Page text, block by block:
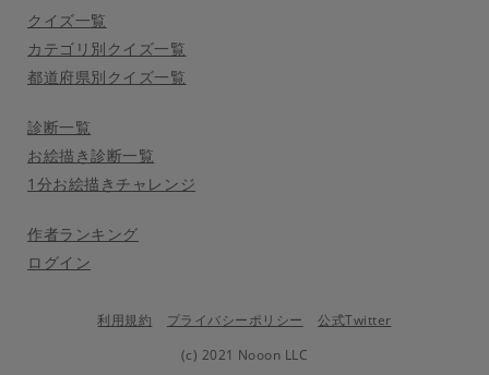
クイズ一覧
カテゴリ別クイズ一覧
都道府県別クイズ一覧
診断一覧
お絵描き診断一覧
1分お絵描きチャレンジ
作者ランキング
ログイン
利用規約 プライバシーポリシー
公式Twitter
(c) 2021 Nooon LLC